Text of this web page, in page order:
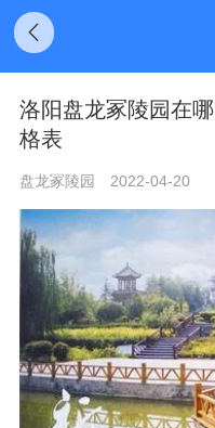
洛阳盘龙冢陵园在
格表
盘龙冢陵园 2022-04-20